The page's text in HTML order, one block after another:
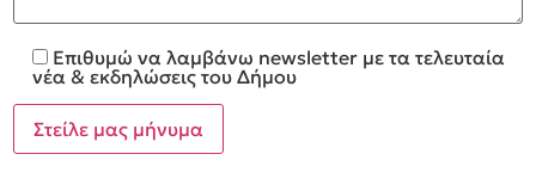
Επιθυμώ να λαμβάνω newsletter με τα τελευταία
νέα & εκδηλώσεις του Δήμου